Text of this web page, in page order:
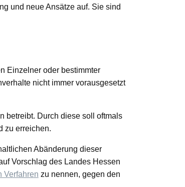
und neue Ansätze auf. Sie sind
Einzelner oder bestimmter
nicht immer vorausgesetzt
betreibt. Durch diese soll oftmals
zu erreichen.
Abänderung dieser
Vorschlag des Landes Hessen
Verfahren zu nennen, gegen den